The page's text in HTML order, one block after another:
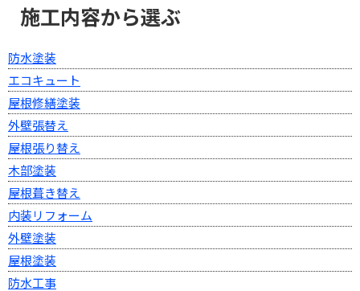
施工内容から選ぶ
防水塗装
エコキュート
屋根修繕塗装
外壁張替え
屋根張り替え
木部塗装
屋根葺き替え
内装リフォーム
外壁塗装
屋根塗装
防水工事